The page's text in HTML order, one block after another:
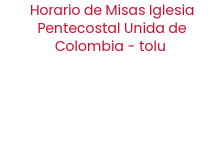
Horario de Misas Iglesia
Pentecostal Unida de
Colombia - tolu